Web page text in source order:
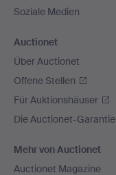
Soziale Medien
Auctionet
Über Auctionet
Offene Stellen
Für Auktionshäuser
Die Auctionet-Garantie
Mehr von Auctionet
Auctionet Magazine